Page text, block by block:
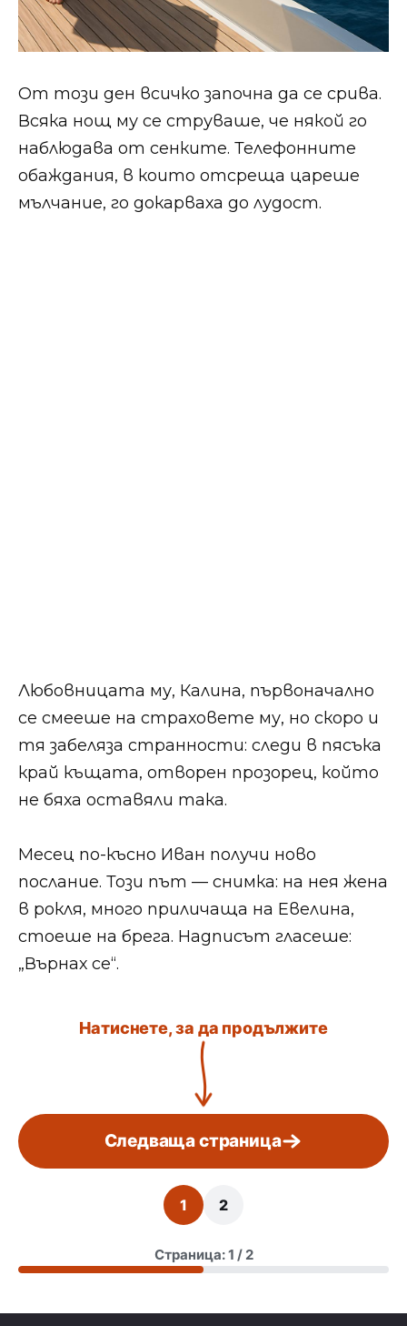
От този ден всичко започна да се срива.
Всяка нощ му се струваше, че някой го
наблюдава от сенките. Телефонните
обаждания, в които отсреща цареше
мълчание, го докарваха до лудост.
Любовницата му, Калина, първоначално
се смееше на страховете му, но скоро и
тя забеляза странности: следи в пясъка
край къщата, отворен прозорец, който
не бяха оставяли така.
Месец по-късно Иван получи ново
послание. Този път — снимка: на нея жена
в рокля, много приличаща на Евелина,
стоеше на брега. Надписът гласеше:
„Върнах се“.
Натиснете, за да продължите
Следваща страница
1 2
Страница: 1 / 2